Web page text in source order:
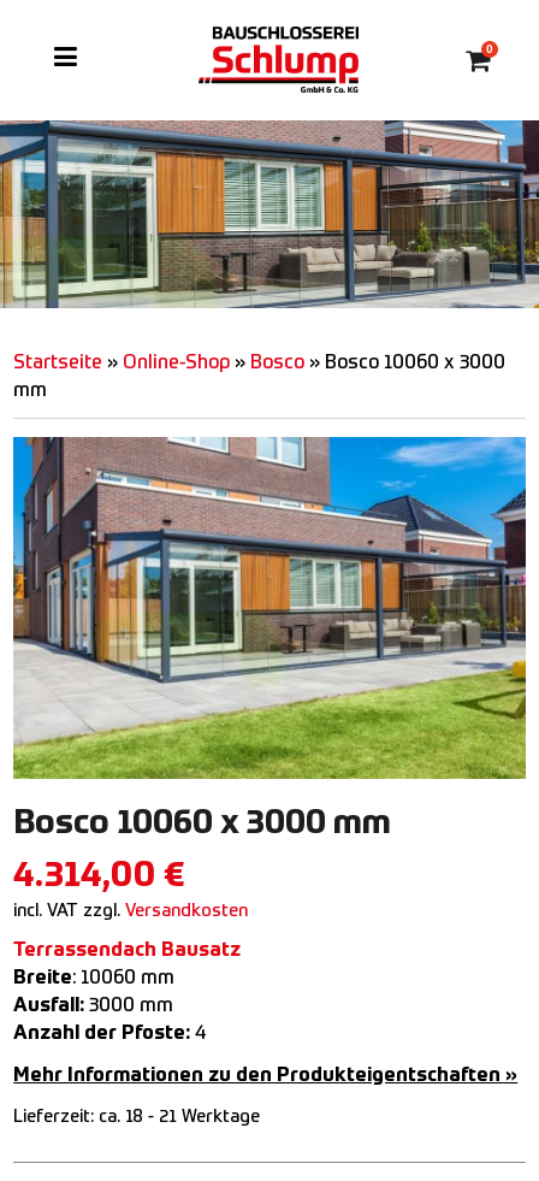
0
Startseite » Online-Shop » Bosco » Bosco 10060 x 3000
mm
Bosco 10060 x 3000 mm
4.314,00€
incl. VAT zzgl.Versandkosten
Terrassendach Bausatz
Breite: 10060 mm
Ausfall: 3000 mm
Anzahl der Pfoste: 4
Mehr Informationen zu den Produkteigentschaften »
Lieferzeit: ca. 18 - 21 Werktage